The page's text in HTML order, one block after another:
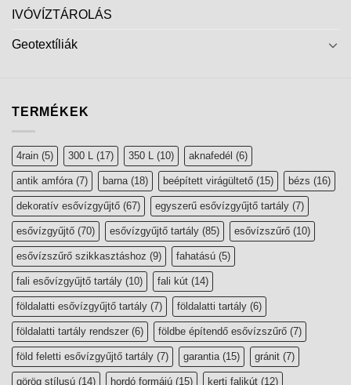
IVÓVÍZTÁROLÁS
Geotextíliák
TERMÉKEK
4rain (5) 300 L (17) 350 L (10) aknafedél (6)
antik amfóra (7) barna (18) beépített virágültető (15) bézs (16)
dekoratív esővízgyűjtő (67) egyszerű esővízgyűjtő tartály (7)
esővízgyűjtő (70) esővízgyűjtő tartály (85) esővízszűrő (10)
esővízszűrő szikkasztáshoz (9) fahatású (5)
fali esővízgyűjtő tartály (10) fali kút (14)
földalatti esővízgyűjtő tartály (7) földalatti tartály (6)
földalatti tartály rendszer (6) földbe építendő esővízszűrő (7)
föld feletti esővízgyűjtő tartály (7) garantia (15) gránit (7)
görög stílusú (14) hordó formájú (15) kerti falikút (12)